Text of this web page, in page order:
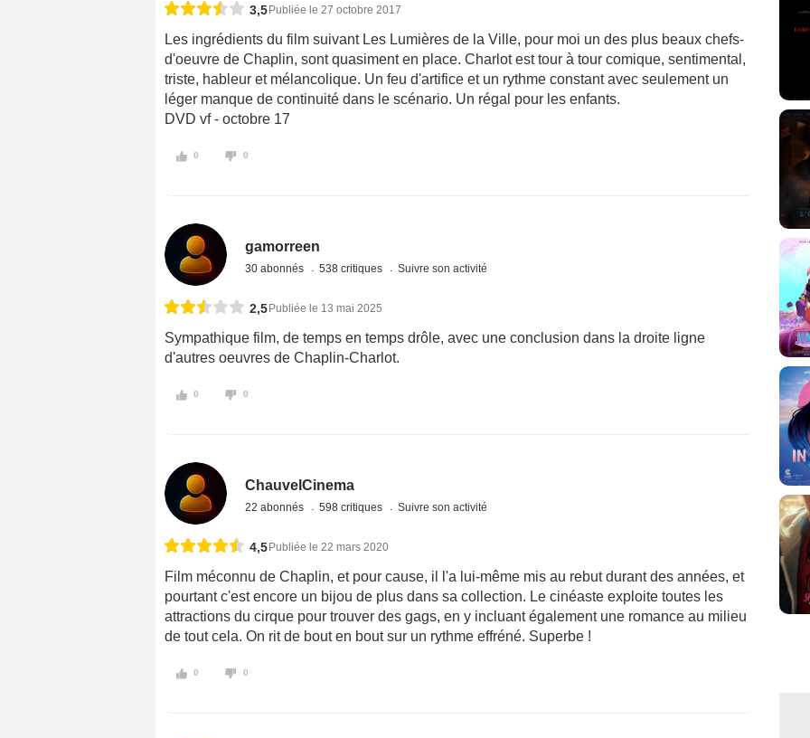
3,5 Publiée le 27 octobre 2017
Les ingrédients du film suivant Les Lumières de la Ville, pour moi un des plus beaux chefs-
d'oeuvre de Chaplin, sont quasiment en place. Charlot est tour à tour comique, sentimental,
triste, hableur et mélancolique. Un feu d'artifice et un rythme constant avec seulement un
léger manque de continuité dans le scénario. Un régal pour les enfants.
DVD vf - octobre 17
0 0
gamorreen
30 abonnés 538 critiques Suivre son activité
2,5 Publiée le 13 mai 2025
Sympathique film, de temps en temps drôle, avec une conclusion dans la droite ligne
d'autres oeuvres de Chaplin-Charlot.
0 0
ChauvelCinema
22 abonnés 598 critiques Suivre son activité
4,5 Publiée le 22 mars 2020
Film méconnu de Chaplin, et pour cause, il l'a lui-même mis au rebut durant des années, et
pourtant c'est encore un bijou de plus dans sa collection. Le cinéaste exploite toutes les
attractions du cirque pour trouver des gags, en y incluant également une romance au milieu
de tout cela. On rit de bout en bout sur un rythme effréné. Superbe !
0 0